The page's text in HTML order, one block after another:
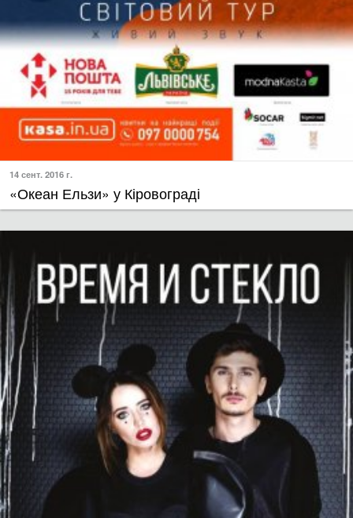
14 сент. 2016 г.
«Океан Ельзи» у Кіровограді